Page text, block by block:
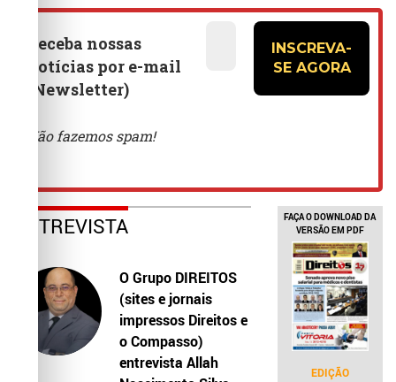
ENTREVISTA
O Grupo DIREITOS
(sites e jornais
impressos Direitos e
o Compasso)
entrevista Allah
FAÇA O DOWNLOAD DA
VERSÃO EM PDF
EDIÇÃO